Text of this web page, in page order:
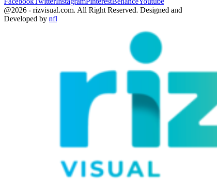
@2026 - rizvisual.com. All Right Reserved. Designed and
Developed by nfl